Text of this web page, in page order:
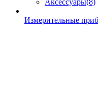
Аксессуары(8)
Измерительные